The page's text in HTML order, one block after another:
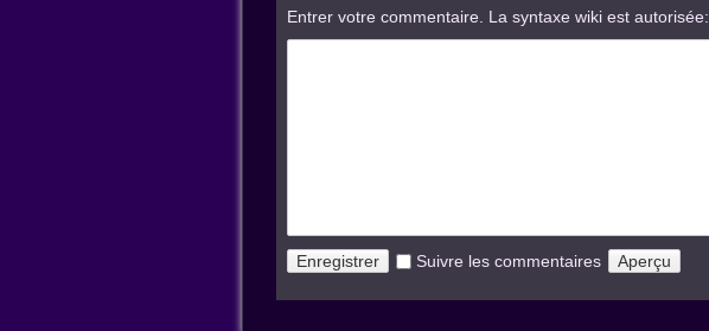
Entrer votre commentaire. La syntaxe wiki est autorisée:
Suivre les commentaires